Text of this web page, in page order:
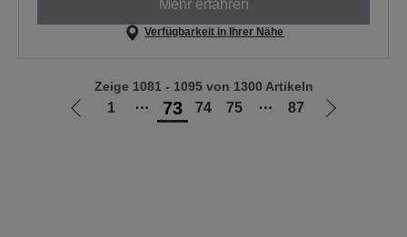
Mehr erfahren
Verfügbarkeit in Ihrer Nähe
Zur
1 ⋯ 73 74 75 ⋯ 87
Zur
Zeige 1081 - 1095 von 1300 Artikeln